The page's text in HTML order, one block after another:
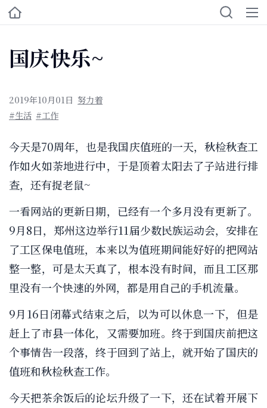
国庆快乐~
2019年10月01日 努力着
#生活 #工作
今天是70周年，也是我国庆值班的一天，秋检秋查工
作如火如荼地进行中，于是顶着太阳去了子站进行排
查，还有捉老鼠~
一看网站的更新日期，已经有一个多月没有更新了。
9月8日，郑州这边举行11届少数民族运动会，安排在
了工区保电值班，本来以为值班期间能好好的把网站
整一整，可是太天真了，根本没有时间，而且工区那
里没有一个快速的外网，都是用自己的手机流量。
9月16日闭幕式结束之后，以为可以休息一下，但是
赶上了市县一体化，又需要加班。终于到国庆前把这
个事情告一段落，终于回到了站上，就开始了国庆的
值班和秋检秋查工作。
今天把茶余饭后的论坛升级了一下，还在试着开展下